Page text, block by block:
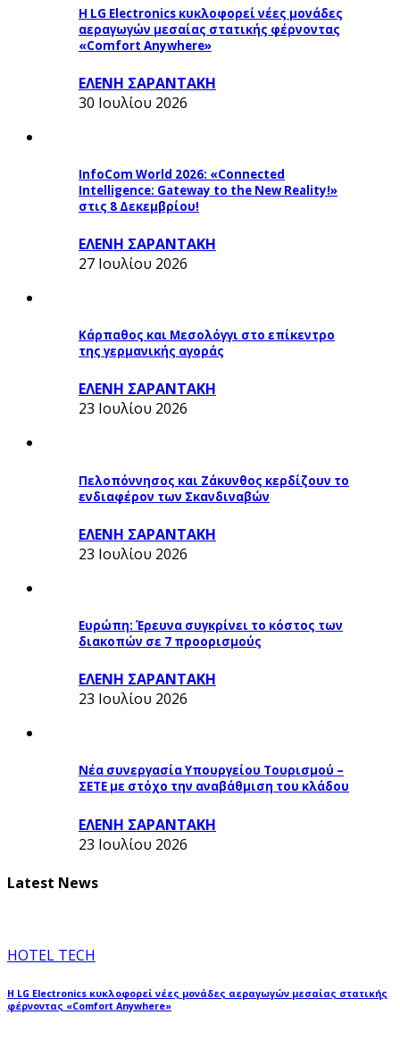
Η LG Electronics κυκλοφορεί νέες μονάδες
αεραγωγών μεσαίας στατικής φέρνοντας
«Comfort Anywhere»
ΕΛΕΝΗ ΣΑΡΑΝΤΑΚΗ
30 Ιουλίου 2026
InfoCom World 2026: «Connected
Intelligence: Gateway to the New Reality!»
στις 8 Δεκεμβρίου!
ΕΛΕΝΗ ΣΑΡΑΝΤΑΚΗ
27 Ιουλίου 2026
Κάρπαθος και Μεσολόγγι στο επίκεντρο
της γερμανικής αγοράς
ΕΛΕΝΗ ΣΑΡΑΝΤΑΚΗ
23 Ιουλίου 2026
Πελοπόννησος και Ζάκυνθος κερδίζουν το
ενδιαφέρον των Σκανδιναβών
ΕΛΕΝΗ ΣΑΡΑΝΤΑΚΗ
23 Ιουλίου 2026
Ευρώπη: Έρευνα συγκρίνει το κόστος των
διακοπών σε 7 προορισμούς
ΕΛΕΝΗ ΣΑΡΑΝΤΑΚΗ
23 Ιουλίου 2026
Νέα συνεργασία Υπουργείου Τουρισμού –
ΣΕΤΕ με στόχο την αναβάθμιση του κλάδου
ΕΛΕΝΗ ΣΑΡΑΝΤΑΚΗ
23 Ιουλίου 2026
Latest News
HOTEL TECH
Η LG Electronics κυκλοφορεί νέες μονάδες αεραγωγών μεσαίας στατικής
φέρνοντας «Comfort Anywhere»